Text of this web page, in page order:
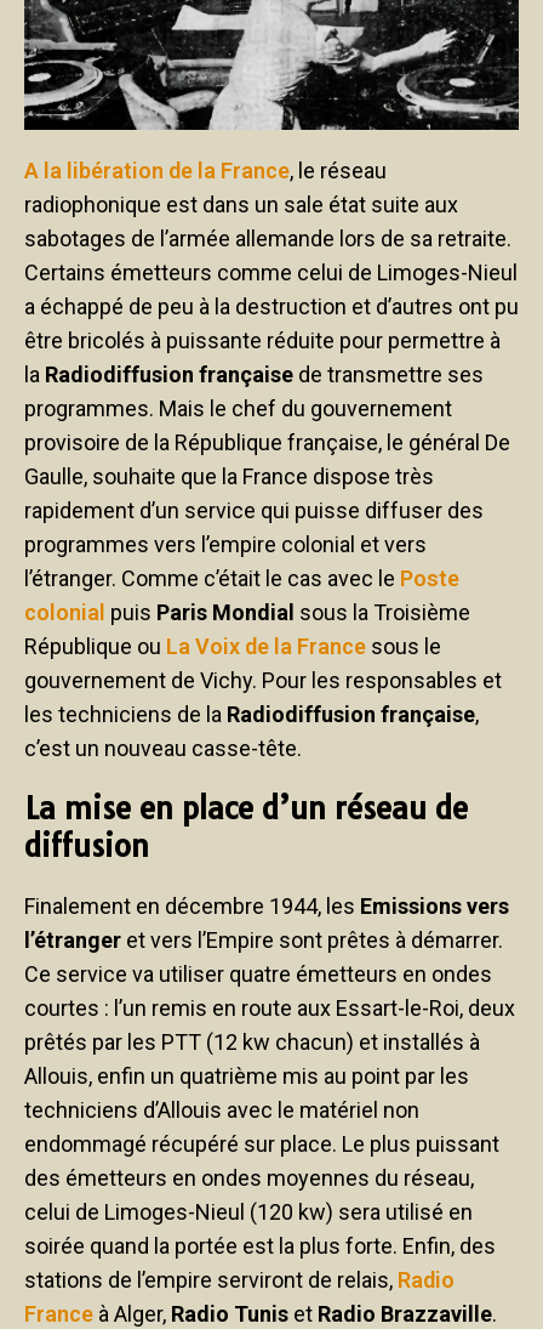
A la libération de la France, le réseau
radiophonique est dans un sale état suite aux
sabotages de l’armée allemande lors de sa retraite.
Certains émetteurs comme celui de Limoges-Nieul
a échappé de peu à la destruction et d’autres ont pu
être bricolés à puissante réduite pour permettre à
la Radiodiffusion française de transmettre ses
programmes. Mais le chef du gouvernement
provisoire de la République française, le général De
Gaulle, souhaite que la France dispose très
rapidement d’un service qui puisse diffuser des
programmes vers l’empire colonial et vers
l’étranger. Comme c’était le cas avec le Poste
colonial puis Paris Mondial sous la Troisième
République ou La Voix de la France sous le
gouvernement de Vichy. Pour les responsables et
les techniciens de la Radiodiffusion française,
c’est un nouveau casse-tête.
La mise en place d’un réseau de
diffusion
Finalement en décembre 1944, les Emissions vers
l’étranger et vers l’Empire sont prêtes à démarrer.
Ce service va utiliser quatre émetteurs en ondes
courtes : l’un remis en route aux Essart-le-Roi, deux
prêtés par les PTT (12 kw chacun) et installés à
Allouis, enfin un quatrième mis au point par les
techniciens d’Allouis avec le matériel non
endommagé récupéré sur place. Le plus puissant
des émetteurs en ondes moyennes du réseau,
celui de Limoges-Nieul (120 kw) sera utilisé en
soirée quand la portée est la plus forte. Enfin, des
stations de l’empire serviront de relais, Radio
France à Alger, Radio Tunis et Radio Brazzaville.